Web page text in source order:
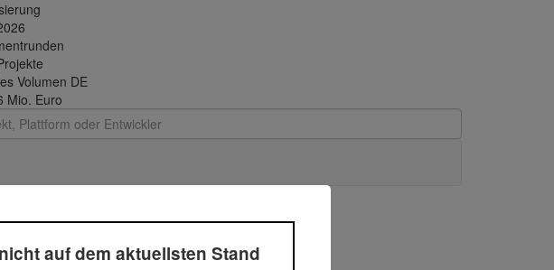
Volumen DE
Mio. Euro
auf dem aktuellsten Stand